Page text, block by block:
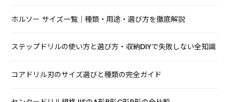
ホルソー サイズ一覧｜種類・用途・選び方を徹底解説
ステップドリルの使い方と選び方・収納DIYで失敗しない全知識
コアドリル刃のサイズ選びと種類の完全ガイド